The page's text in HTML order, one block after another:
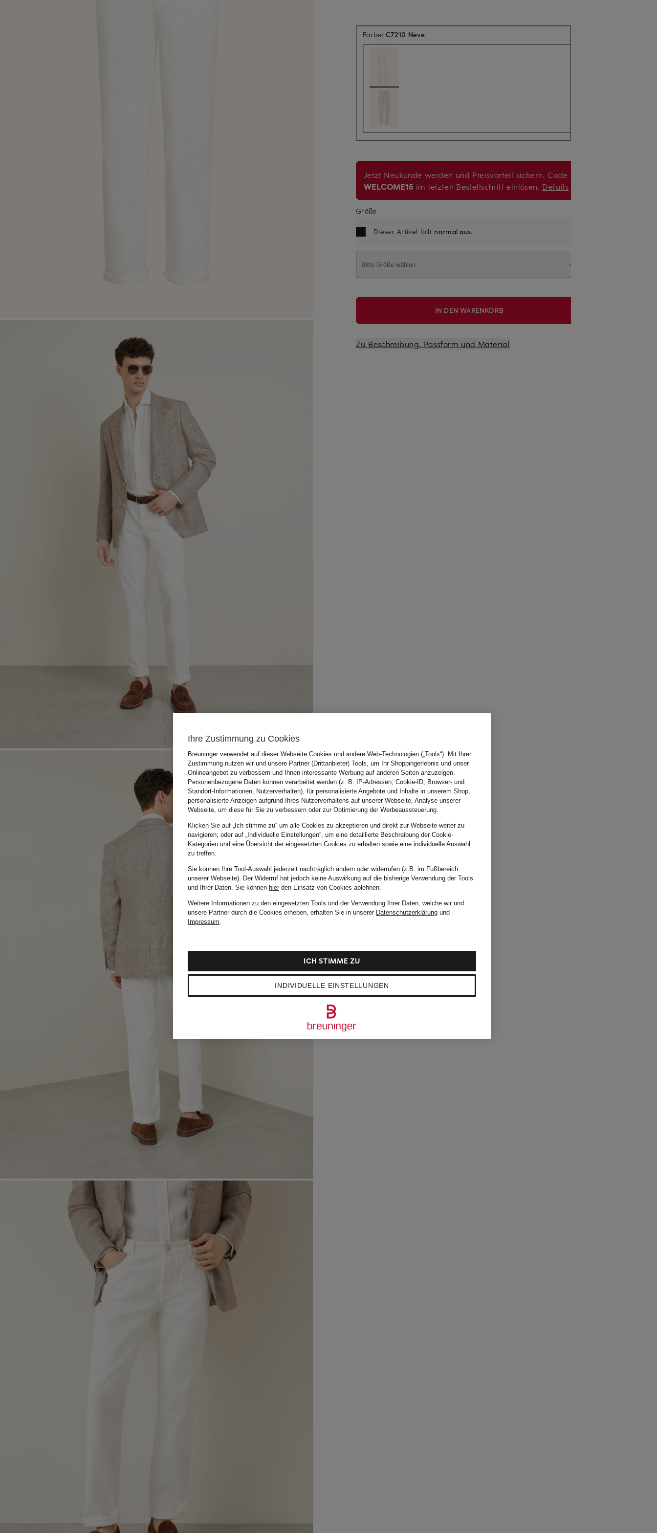
Farbe:C7210 Neve
Jetzt Neukunde werden und Preisvorteil sichern. Code
WELCOME15 im letzten Bestellschritt einlösen. Details
Größe
Dieser Artikel fällt normal aus.
Bitte Größe wählen
IN DEN WARENKORB
Zu Beschreibung, Passform und Material
Ihre Zustimmung zu Cookies
Breuninger verwendet auf dieser Webseite Cookies und andere Web-Technologien („Tools“). Mit Ihrer
Zustimmung nutzen wir und unsere Partner (Drittanbieter) Tools, um Ihr Shoppingerlebnis und unser
Onlineangebot zu verbessern und Ihnen interessante Werbung auf anderen Seiten anzuzeigen.
Personenbezogene Daten können verarbeitet werden (z. B. IP-Adressen, Cookie-ID, Browser- und
Standort-Informationen, Nutzerverhalten), für personalisierte Angebote und Inhalte in unserem Shop,
personalisierte Anzeigen aufgrund Ihres Nutzerverhaltens auf unserer Webseite, Analyse unserer
Webseite, um diese für Sie zu verbessern oder zur Optimierung der Werbeaussteuerung.
Klicken Sie auf „Ich stimme zu“ um alle Cookies zu akzeptieren und direkt zur Webseite weiter zu
navigieren; oder auf „Individuelle Einstellungen“, um eine detaillierte Beschreibung der Cookie-
Kategorien und eine Übersicht der eingesetzten Cookies zu erhalten sowie eine individuelle Auswahl
zu treffen.
Sie können Ihre Tool-Auswahl jederzeit nachträglich ändern oder widerrufen (z.B. im Fußbereich
unserer Webseite). Der Widerruf hat jedoch keine Auswirkung auf die bisherige Verwendung der Tools
und Ihrer Daten. Sie können hierden Einsatz von Cookies ablehnen.
Weitere Informationen zu den eingesetzten Tools und der Verwendung Ihrer Daten, welche wir und
unsere Partner durch die Cookies erheben, erhalten Sie in unserer Datenschutzerklärung und
Impressum.
INDIVIDUELLE EINSTELLUNGEN
ICH STIMME ZU